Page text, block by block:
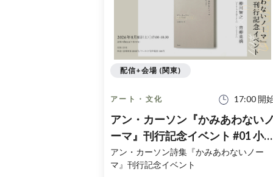
アート・文化 17:00 開
アン・カーソン『かみあわない
ーマ』刊行記念イベント #01 小
洋光× 柳川智之×青柳菜摘
アン・カーソン詩集『かみあわないノー
マ』刊行記念イベント
配信+会場 (関東)